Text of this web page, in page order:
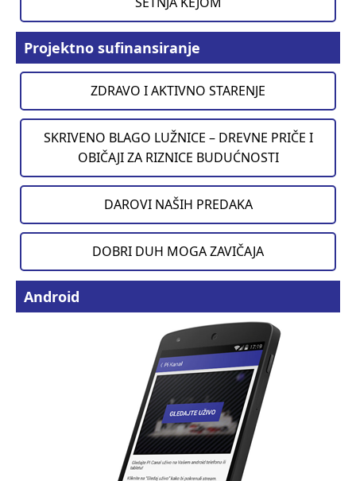
Projektno sufinansiranje
ZDRAVO I AKTIVNO STARENJE
SKRIVENO BLAGO LUŽNICE – DREVNE PRIČE I
OBIČAJI ZA RIZNICE BUDUĆNOSTI
DAROVI NAŠIH PREDAKA
DOBRI DUH MOGA ZAVIČAJA
Android